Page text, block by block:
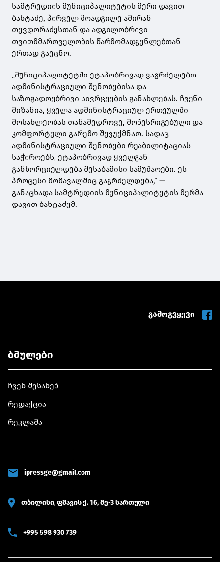
სამტრედიის მუნიციპალიტეტის მერი დავით
ბახტაძე, პირველ მოადგილე ამირან
თევდორაძესთან და ადგილობრივი
თვითმმართველობის წარმომადგენლებთან
ერთად გაეცნო.
„მუნიციპალიტეტში ეტაპობრივად ვაგრძელებთ
ადმინისტრაციული შენობებისა და
საზოგადოებრივი სივრცეების განახლებას. ჩვენი
მიზანია, ყველა ადმინისტრაციულ ერთეულში
მოსახლეობას თანამედროვე, მოწესრიგებული და
კომფორტული გარემო შევუქმნათ. სადაც
ადმინისტრაციული შენობები რეაბილიტაციას
საჭიროებს, ეტაპობრივად ყველგან
განხორციელდება შესაბამისი სამუშაოები. ეს
პროცესი მომავალშიც გაგრძელდება,“ —
განაცხადა სამტრედიის მუნიციპალიტეტის მერმა
დავით ბახტაძემ.
გამოგვყევი
ბმულები
ჩვენ შესახებ
რედაქცია
რეკლამა
ipressge@gmail.com
თბილისი, ფშავის ქ. 16, მე-3 სართული
+995 598 930 739